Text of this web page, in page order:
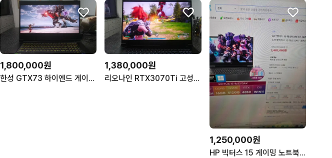
1,800,000원
한성 GTX73 하이엔드 게이밍 노트북/i9,램32G,RTX4070
1,380,000원
리오나인 RTX3070Ti 고성능 게이밍 노트북/17.3인치,1TB
1,250,000원
HP 빅터스 15 게이밍 노트북 RTX4050(최상)